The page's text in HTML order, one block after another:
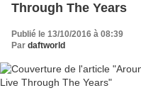
Through The Years
Publié le 13/10/2016 à 08:39
Par daftworld